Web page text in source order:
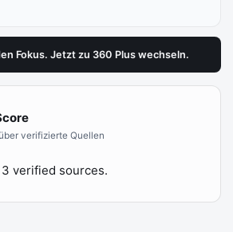
Fokus. Jetzt zu 360 Plus wechseln.
verifizierte Quellen
3 verified sources.